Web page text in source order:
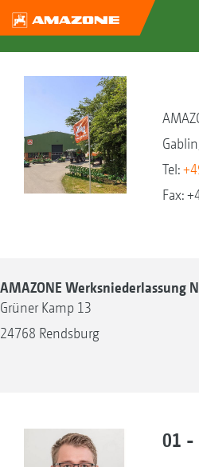
Tel:
Fax:
AMAZONE Werksniederlassung
Grüner Kamp 13
24768 Rendsburg
01 -